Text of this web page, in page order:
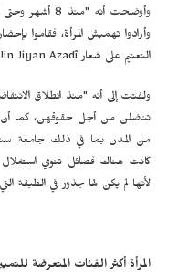
وأوضحت أنه
وأرادوا تهميش المرأة، فقاموا
التعتيم على شعار Jin Jiyan Azadî
ولفتت إلى أنه "منذ انطلاق
تناضلن من أجل حقوقهن، كما أن
من المدن بما في ذلك جامعة
كانت هناك فصائل تنوي استغلال
لأنها لم يكن لها جذور في الطبقة
المرأة أكثر الفئات المتعرضة